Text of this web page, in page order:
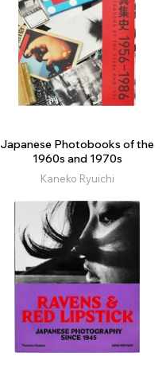
Japanese Photobooks of the
1960s and 1970s
Kaneko Ryuichi